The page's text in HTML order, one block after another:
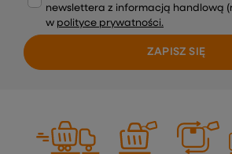
newslettera z informacją handlową
w polityce prywatności.
ZAPISZ SIĘ